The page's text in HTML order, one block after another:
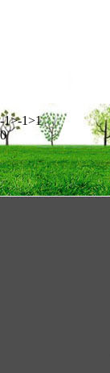
-1>-1>1
0